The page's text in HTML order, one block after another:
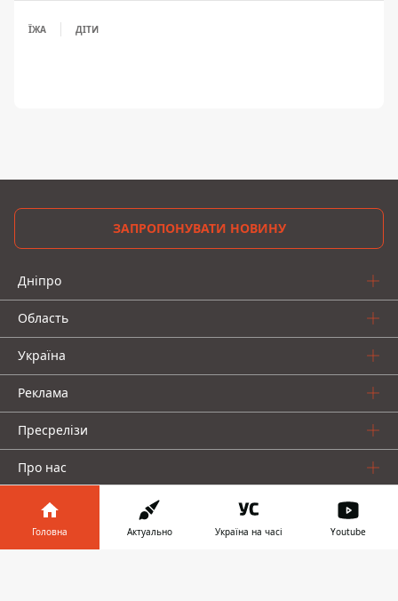
ЇЖА ДІТИ
ЗАПРОПОНУВАТИ НОВИНУ
Дніпро
Область
Україна
Реклама
Пресрелізи
Про нас
Головна Актуально Україна на часі Youtube